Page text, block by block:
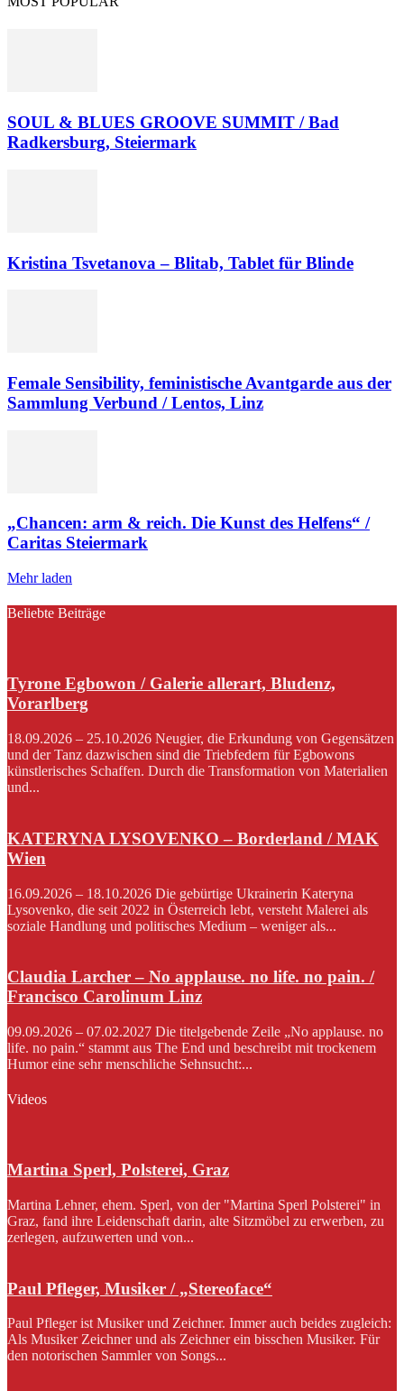
SOUL & BLUES GROOVE SUMMIT / Bad
Radkersburg, Steiermark
Kristina Tsvetanova – Blitab, Tablet für Blinde
Female Sensibility, feministische Avantgarde aus der
Sammlung Verbund / Lentos, Linz
„Chancen: arm & reich. Die Kunst des Helfens“ /
Caritas Steiermark
Mehr laden
Beliebte Beiträge
Tyrone Egbowon / Galerie allerart, Bludenz,
Vorarlberg
18.09.2026 – 25.10.2026 Neugier, die Erkundung von Gegensätzen
und der Tanz dazwischen sind die Triebfedern für Egbowons
künstlerisches Schaffen. Durch die Transformation von Materialien
und...
KATERYNA LYSOVENKO – Borderland / MAK
Wien
16.09.2026 – 18.10.2026 Die gebürtige Ukrainerin Kateryna
Lysovenko, die seit 2022 in Österreich lebt, versteht Malerei als
soziale Handlung und politisches Medium – weniger als...
Claudia Larcher – No applause. no life. no pain. /
Francisco Carolinum Linz
09.09.2026 – 07.02.2027 Die titelgebende Zeile „No applause. no
life. no pain.“ stammt aus The End und beschreibt mit trockenem
Humor eine sehr menschliche Sehnsucht:...
Videos
Martina Sperl, Polsterei, Graz
Martina Lehner, ehem. Sperl, von der "Martina Sperl Polsterei" in
Graz, fand ihre Leidenschaft darin, alte Sitzmöbel zu erwerben, zu
zerlegen, aufzuwerten und von...
Paul Pfleger, Musiker / „Stereoface“
Paul Pfleger ist Musiker und Zeichner. Immer auch beides zugleich:
Als Musiker Zeichner und als Zeichner ein bisschen Musiker. Für
den notorischen Sammler von Songs...